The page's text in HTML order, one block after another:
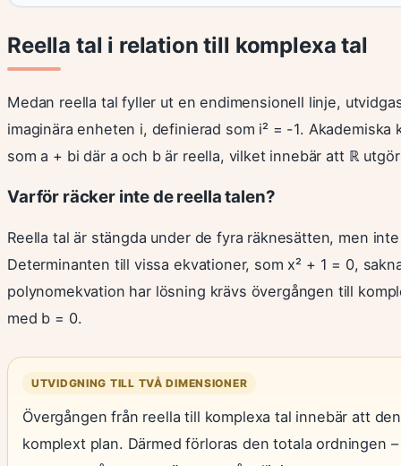
Reella tal i relation till komplexa tal
Medan reella tal fyller ut en endimensionell linje,
imaginära enheten i, definierad som i² = -1.
som a + bi där a och b är reella, vilket innebär att ℝ
Varför räcker inte de reella talen?
Reella tal är stängda under de fyra räknesätten, men
Determinanten till vissa ekvationer, som x² + 1 = 0,
polynomekvation har lösning krävs övergången till
med b = 0.
UTVIDGNING TILL TVÅ DIMENSIONER
Övergången från reella till komplexa tal innebär att
komplext plan. Därmed förloras den totala ordningen